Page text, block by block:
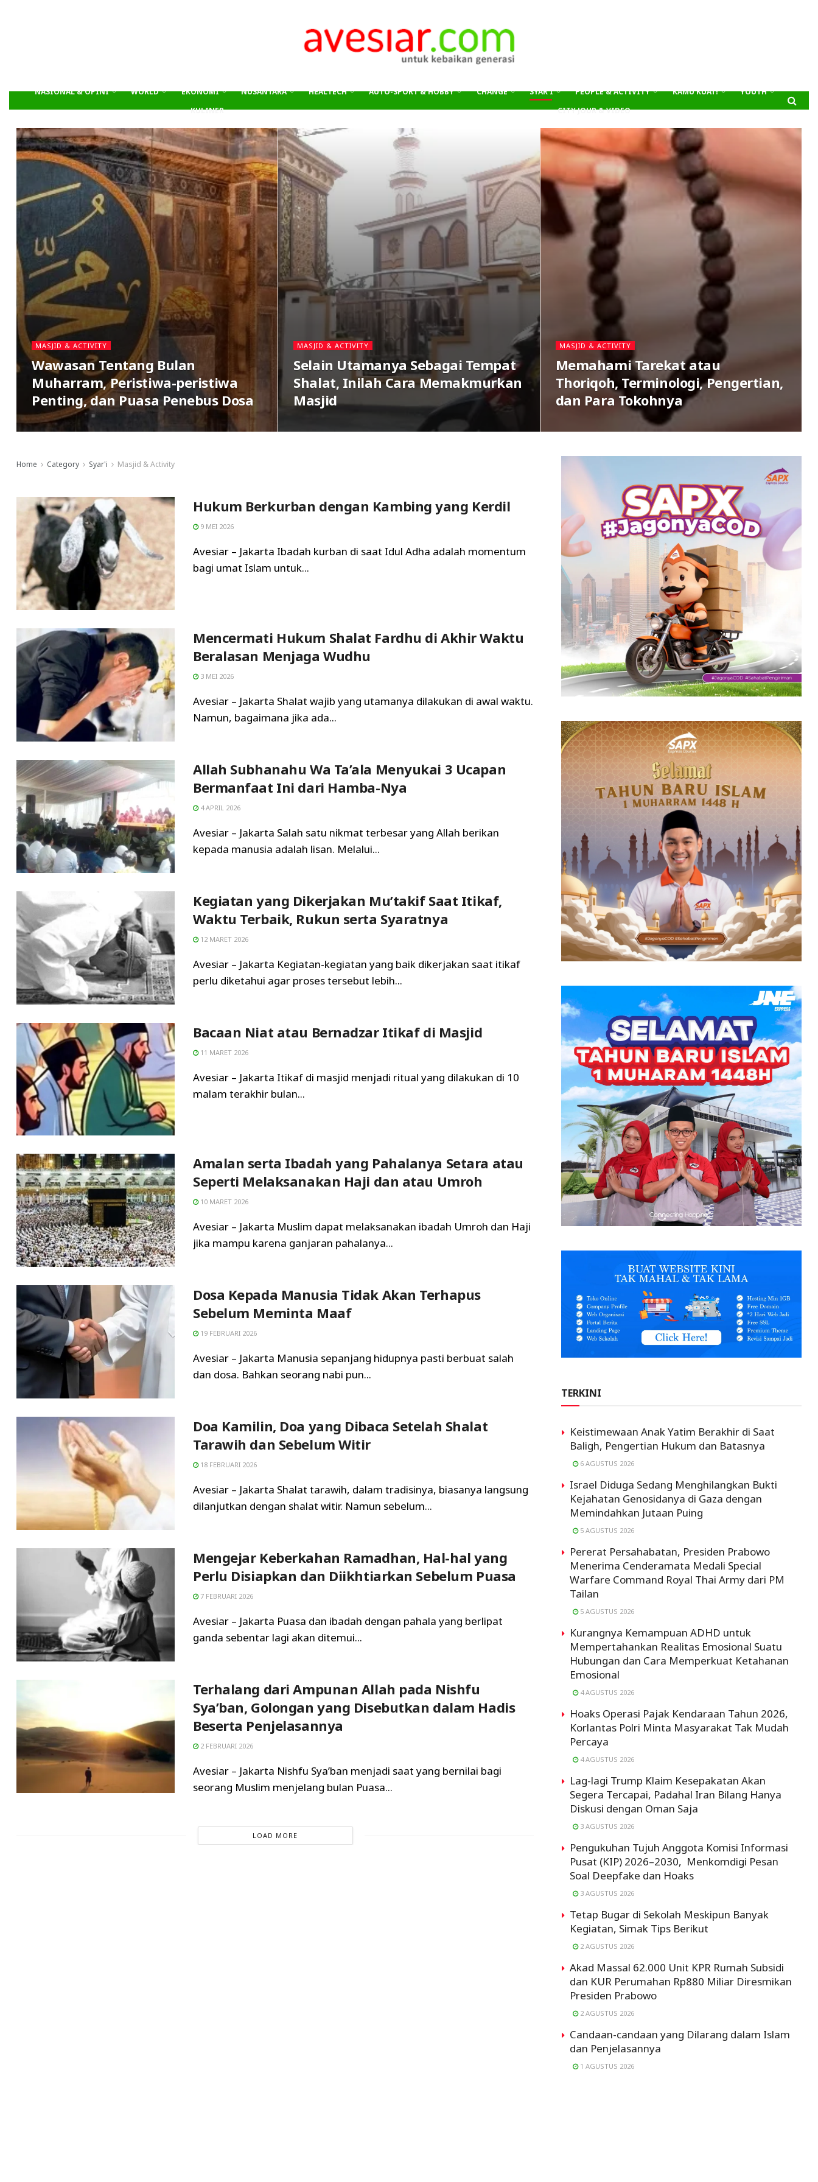
NASIONAL & OPINI WORLD EKONOMI NUSANTARA HEALTECH AUTO-SPORT & HOBBY CHANGE SYAR’I PEOPLE & ACTIVITY KAMU KUAT!
YOUTH
KULINER
CITY JOUR & VIDEO
MASJID & ACTIVITY
Wawasan Tentang Bulan
Muharram, Peristiwa-peristiwa
Penting, dan Puasa Penebus Dosa
MASJID & ACTIVITY
Selain Utamanya Sebagai Tempat
Shalat, Inilah Cara Memakmurkan
Masjid
MASJID & ACTIVITY
Memahami Tarekat atau
Thoriqoh, Terminologi, Pengertian,
dan Para Tokohnya
Home Category Syar'i Masjid & Activity
Hukum Berkurban dengan Kambing yang Kerdil
9 MEI 2026
Avesiar – Jakarta Ibadah kurban di saat Idul Adha adalah momentum
bagi umat Islam untuk...
Mencermati Hukum Shalat Fardhu di Akhir Waktu
Beralasan Menjaga Wudhu
3 MEI 2026
Avesiar – Jakarta Shalat wajib yang utamanya dilakukan di awal waktu.
Namun, bagaimana jika ada...
Allah Subhanahu Wa Ta’ala Menyukai 3 Ucapan
Bermanfaat Ini dari Hamba-Nya
4 APRIL 2026
Avesiar – Jakarta Salah satu nikmat terbesar yang Allah berikan
kepada manusia adalah lisan. Melalui...
Kegiatan yang Dikerjakan Mu’takif Saat Itikaf,
Waktu Terbaik, Rukun serta Syaratnya
12 MARET 2026
Avesiar – Jakarta Kegiatan-kegiatan yang baik dikerjakan saat itikaf
perlu diketahui agar proses tersebut lebih...
Bacaan Niat atau Bernadzar Itikaf di Masjid
11 MARET 2026
Avesiar – Jakarta Itikaf di masjid menjadi ritual yang dilakukan di 10
malam terakhir bulan...
Amalan serta Ibadah yang Pahalanya Setara atau
Seperti Melaksanakan Haji dan atau Umroh
10 MARET 2026
Avesiar – Jakarta Muslim dapat melaksanakan ibadah Umroh dan Haji
jika mampu karena ganjaran pahalanya...
Dosa Kepada Manusia Tidak Akan Terhapus
Sebelum Meminta Maaf
19 FEBRUARI 2026
Avesiar – Jakarta Manusia sepanjang hidupnya pasti berbuat salah
dan dosa. Bahkan seorang nabi pun...
Doa Kamilin, Doa yang Dibaca Setelah Shalat
Tarawih dan Sebelum Witir
18 FEBRUARI 2026
Avesiar – Jakarta Shalat tarawih, dalam tradisinya, biasanya langsung
dilanjutkan dengan shalat witir. Namun sebelum...
Mengejar Keberkahan Ramadhan, Hal-hal yang
Perlu Disiapkan dan Diikhtiarkan Sebelum Puasa
7 FEBRUARI 2026
Avesiar – Jakarta Puasa dan ibadah dengan pahala yang berlipat
ganda sebentar lagi akan ditemui...
Terhalang dari Ampunan Allah pada Nishfu
Sya’ban, Golongan yang Disebutkan dalam Hadis
Beserta Penjelasannya
2 FEBRUARI 2026
Avesiar – Jakarta Nishfu Sya’ban menjadi saat yang bernilai bagi
seorang Muslim menjelang bulan Puasa...
LOAD MORE
TERKINI
Keistimewaan Anak Yatim Berakhir di Saat
Baligh, Pengertian Hukum dan Batasnya
6 AGUSTUS 2026
Israel Diduga Sedang Menghilangkan Bukti
Kejahatan Genosidanya di Gaza dengan
Memindahkan Jutaan Puing
5 AGUSTUS 2026
Pererat Persahabatan, Presiden Prabowo
Menerima Cenderamata Medali Special
Warfare Command Royal Thai Army dari PM
Tailan
5 AGUSTUS 2026
Kurangnya Kemampuan ADHD untuk
Mempertahankan Realitas Emosional Suatu
Hubungan dan Cara Memperkuat Ketahanan
Emosional
4 AGUSTUS 2026
Hoaks Operasi Pajak Kendaraan Tahun 2026,
Korlantas Polri Minta Masyarakat Tak Mudah
Percaya
4 AGUSTUS 2026
Lag-lagi Trump Klaim Kesepakatan Akan
Segera Tercapai, Padahal Iran Bilang Hanya
Diskusi dengan Oman Saja
3 AGUSTUS 2026
Pengukuhan Tujuh Anggota Komisi Informasi
Pusat (KIP) 2026–2030, Menkomdigi Pesan
Soal Deepfake dan Hoaks
3 AGUSTUS 2026
Tetap Bugar di Sekolah Meskipun Banyak
Kegiatan, Simak Tips Berikut
2 AGUSTUS 2026
Akad Massal 62.000 Unit KPR Rumah Subsidi
dan KUR Perumahan Rp880 Miliar Diresmikan
Presiden Prabowo
2 AGUSTUS 2026
Candaan-candaan yang Dilarang dalam Islam
dan Penjelasannya
1 AGUSTUS 2026